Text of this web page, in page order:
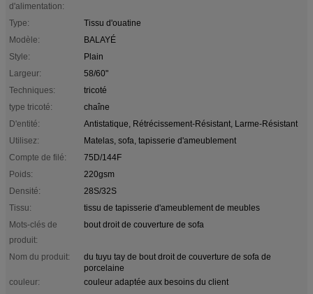
d'alimentation:
Type:
Tissu d'ouatine
Modèle:
BALAYÉ
Style:
Plain
Largeur:
58/60"
Techniques:
tricoté
type tricoté:
chaîne
D'entité:
Antistatique, Rétrécissement-Résistant, Larme-Résistant
Utilisez:
Matelas, sofa, tapisserie d'ameublement
Compte de filé:
75D/144F
Poids:
220gsm
Densité:
28S/32S
Tissu:
tissu de tapisserie d'ameublement de meubles
Mots-clés de
produit:
bout droit de couverture de sofa
Nom du produit:
du tuyu tay de bout droit de couverture de sofa de
porcelaine
couleur:
couleur adaptée aux besoins du client